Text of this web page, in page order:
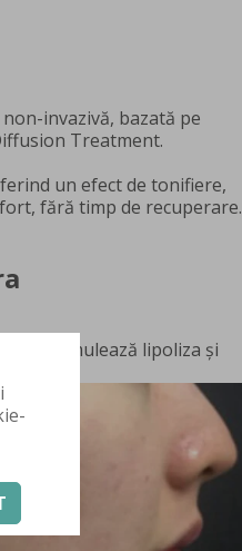
invazivă, bazată pe
Treatment.
un efect de tonifiere,
fără timp de recuperare.
stimulează lipoliza și